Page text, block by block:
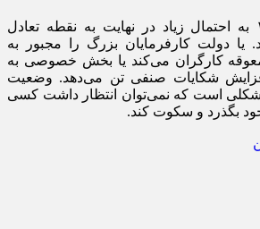
سرنوشت حقوق ۱۴۰۵ به احتمال زیاد در نهایت به نقطه تعادل
یا دولت کارفرمایان بزرگ را مجبور به
کارگران می‌کند یا بخش خصوصی به
شکایات صنفی تن می‌دهد. وضعیت
در سال ۱۴۰۵ به شکلی است که نمی‌توان انتظار داشت کسی
بگذرد و سکوت کند.